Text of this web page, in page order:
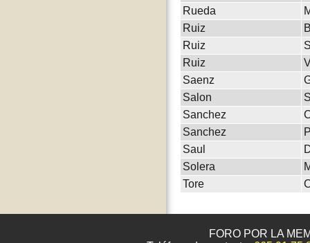
Rueda
Ruiz
Ruiz
Ruiz
Saenz
Salon
Sanchez
Sanchez
Saul
Solera
Tore
FORO POR LA